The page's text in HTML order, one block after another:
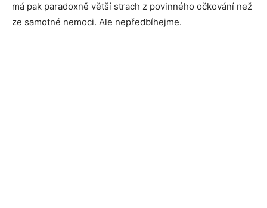
má pak paradoxně větší strach z povinného očkování než
ze samotné nemoci. Ale nepředbíhejme.